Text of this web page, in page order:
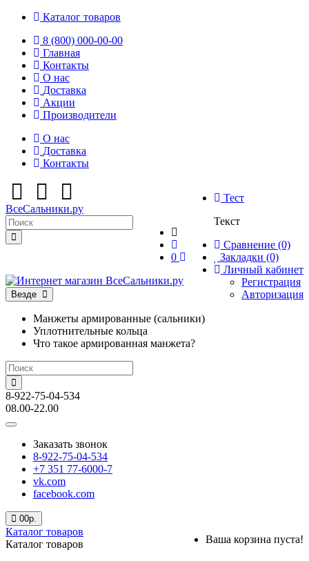
Каталог товаров
8 (800) 000-00-00
Главная
Контакты
О нас
Доставка
Акции
Производители
О нас
Доставка
Контакты
Тест
Текст
Сравнение (0)
Закладки (0)
Личный кабинет
Регистрация
Авторизация
ВсеСальники.ру
0
Везде
Манжеты армированные (сальники)
Уплотнительные кольца
Что такое армированная манжета?
8-922-75-04-534
08.00-22.00
Заказать звонок
8-922-75-04-534
+7 351 77-6000-7
vk.com
facebook.com
00р.
Ваша корзина пуста!
Каталог товаров
Каталог товаров